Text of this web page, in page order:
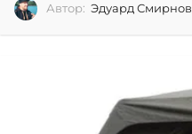
Автор: Эдуард Смирнов